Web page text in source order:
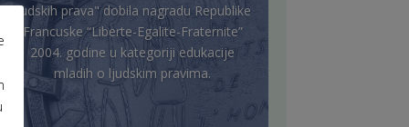
ljudskih prava" dobila nagradu Republike
Francuske “Liberte-Egalite-Fraternite”
2004. godine u kategoriji edukacije
mladih o ljudskim pravima.